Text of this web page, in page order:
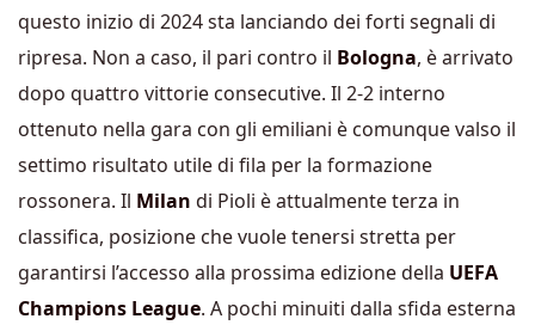
questo inizio di 2024 sta lanciando dei forti segnali di
ripresa. Non a caso, il pari contro il Bologna, è arrivato
dopo quattro vittorie consecutive. Il 2-2 interno
ottenuto nella gara con gli emiliani è comunque valso il
settimo risultato utile di fila per la formazione
rossonera. Il Milan di Pioli è attualmente terza in
classifica, posizione che vuole tenersi stretta per
garantirsi l’accesso alla prossima edizione della UEFA
Champions League. A pochi minuiti dalla sfida esterna